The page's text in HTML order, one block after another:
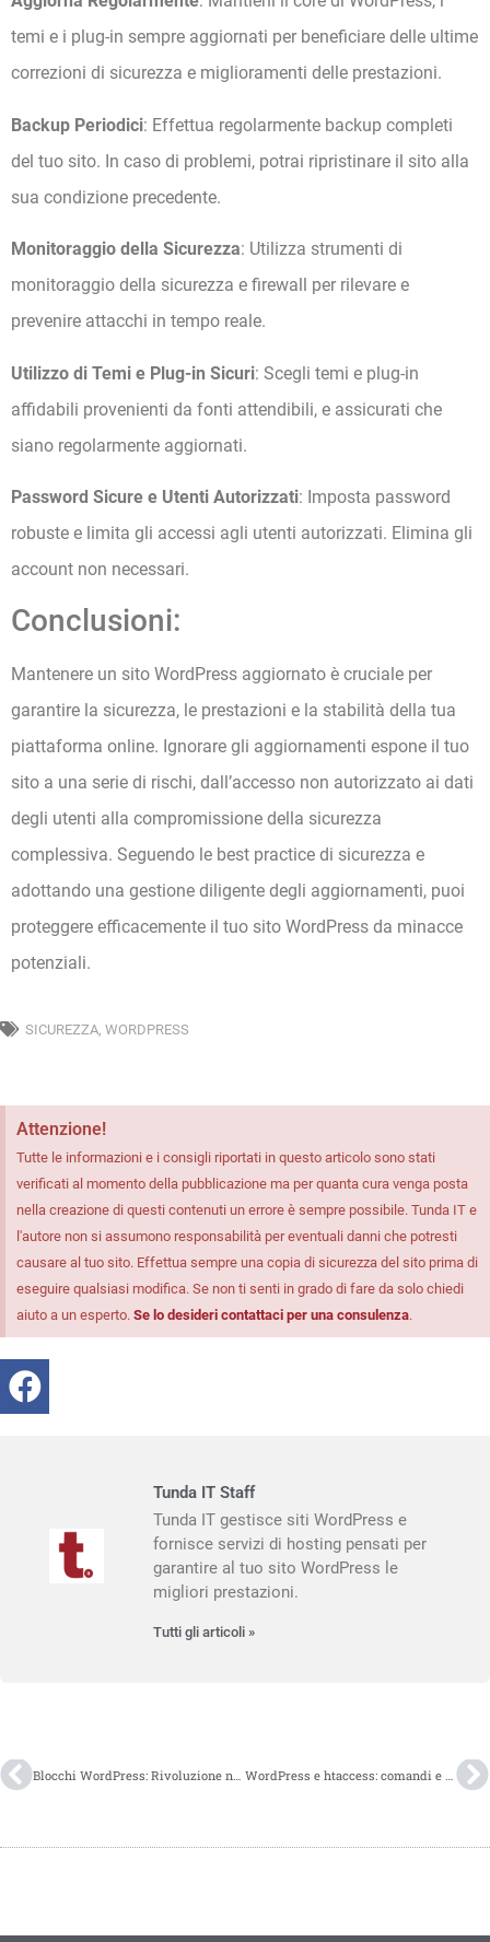
temi e i plug-in sempre aggiornati per beneficiare delle ultime
correzioni di sicurezza e miglioramenti delle prestazioni.
Backup Periodici: Effettua regolarmente backup completi
del tuo sito. In caso di problemi, potrai ripristinare il sito alla
sua condizione precedente.
Monitoraggio della Sicurezza: Utilizza strumenti di
monitoraggio della sicurezza e firewall per rilevare e
prevenire attacchi in tempo reale.
Utilizzo di Temi e Plug-in Sicuri: Scegli temi e plug-in
affidabili provenienti da fonti attendibili, e assicurati che
siano regolarmente aggiornati.
Password Sicure e Utenti Autorizzati: Imposta password
robuste e limita gli accessi agli utenti autorizzati. Elimina gli
account non necessari.
Conclusioni:
Mantenere un sito WordPress aggiornato è cruciale per
garantire la sicurezza, le prestazioni e la stabilità della tua
piattaforma online. Ignorare gli aggiornamenti espone il tuo
sito a una serie di rischi, dall’accesso non autorizzato ai dati
degli utenti alla compromissione della sicurezza
complessiva. Seguendo le best practice di sicurezza e
adottando una gestione diligente degli aggiornamenti, puoi
proteggere efficacemente il tuo sito WordPress da minacce
potenziali.
SICUREZZA, WORDPRESS
Attenzione!
Tutte le informazioni e i consigli riportati in questo articolo sono stati
verificati al momento della pubblicazione ma per quanta cura venga posta
nella creazione di questi contenuti un errore è sempre possibile. Tunda IT e
l'autore non si assumono responsabilità per eventuali danni che potresti
causare al tuo sito. Effettua sempre una copia di sicurezza del sito prima di
eseguire qualsiasi modifica. Se non ti senti in grado di fare da solo chiedi
aiuto a un esperto. Se lo desideri contattaci per una consulenza.
Tunda IT Staff
Tunda IT gestisce siti WordPress e
fornisce servizi di hosting pensati per
garantire al tuo sito WordPress le
migliori prestazioni.
Tutti gli articoli »